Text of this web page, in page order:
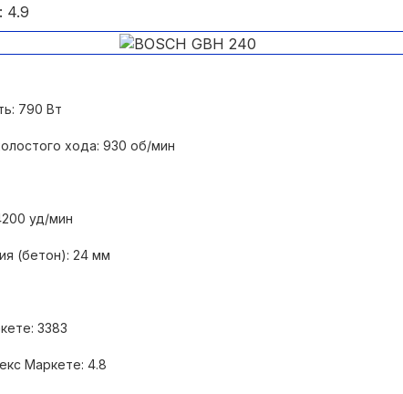
4.9
790 Вт
хода: 930 об/мин
уд/мин
(бетон): 24 мм
3383
Маркете: 4.8